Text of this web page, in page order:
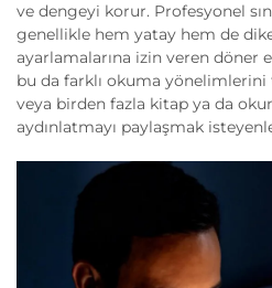
ve dengeyi korur. Profesyonel
genellikle hem yatay hem de
ayarlamalarına izin veren döner
bu da farklı okuma
veya birden fazla kitap ya da
aydınlatmayı paylaşmak